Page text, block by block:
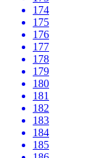
174
175
176
177
178
179
180
181
182
183
184
185